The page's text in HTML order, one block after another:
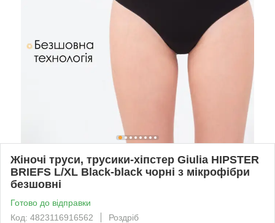
Жіночі труси, трусики-хіпстер Giulia HIPSTER
BRIEFS L/XL Black-black чорні з мікрофібри
безшовні
Готово до відправки
Код: 4823116916562
Роздріб